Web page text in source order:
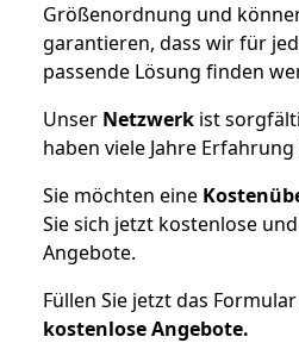
Größenordnung und
garantieren, dass wir für
passende Lösung finden
Unser Netzwerk ist
haben viele Jahre
Sie möchten eine
Sie sich jetzt kostenlose
Angebote.
Füllen Sie jetzt das
kostenloseAngebote.